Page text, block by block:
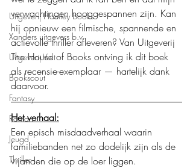
Uitgeverij Hamley Books
Xanders uitgevers b.v.
Uitgeverij Volt
Bookscout
Fantasy
Roman
Jeugd
Thriller
verwachtingen hooggespannen zijn. Kan
hij opnieuw een filmische, spannende en
actievolle thriller afleveren? Van Uitgeverij
The House of Books ontving ik dit boek
als recensie-exemplaar — hartelijk dank
daarvoor.
Het verhaal:
Een episch misdaadverhaal waarin
familiebanden net zo dodelijk zijn als de
vijanden die op de loer liggen.